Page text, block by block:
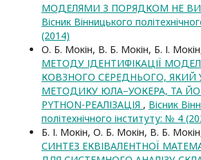
МОДЕЛЯМИ З ПОРЯДКОМ НЕ
Вісник Вінницького
(2014)
О. Б. Мокін, В. Б. Мокін, Б. І.
МЕТОДУ ІДЕНТИФІКАЦІЇ
КОВЗНОГО СЕРЕДНЬОГО, ЯКИЙ
МЕТОДИКУ ЮЛА–УОКЕРА, ТА
PYTHON-РЕАЛІЗАЦІЯ , Вісник
політехнічного інституту: № 4
Б. І. Мокін, О. Б. Мокін, В. Б.
СИНТЕЗ ЕКВІВАЛЕНТНОЇ